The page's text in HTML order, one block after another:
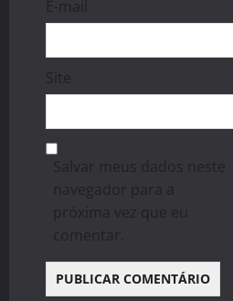
E-mail
Site
Salvar meus dados neste
navegador para a
próxima vez que eu
comentar.